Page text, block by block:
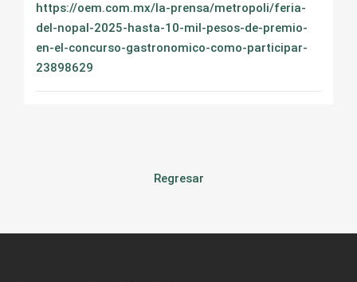
https://oem.com.mx/la-prensa/metropoli/feria-
del-nopal-2025-hasta-10-mil-pesos-de-premio-
en-el-concurso-gastronomico-como-participar-
23898629
Regresar